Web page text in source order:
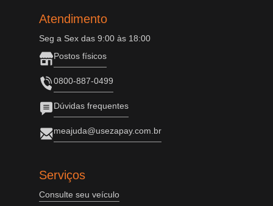
Atendimento
Seg a Sex das 9:00 às 18:00
Postos físicos
0800-887-0499
Dúvidas frequentes
meajuda@usezapay.com.br
Serviços
Consulte seu veículo